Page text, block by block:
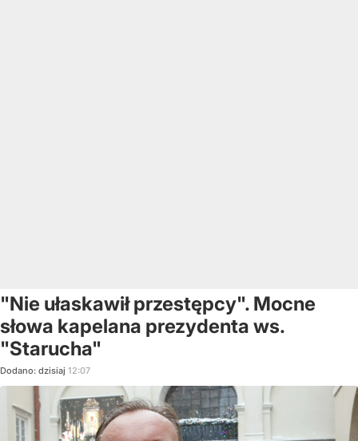
"Nie ułaskawił przestępcy". Mocne
słowa kapelana prezydenta ws.
"Starucha"
Dodano: dzisiaj 12:07